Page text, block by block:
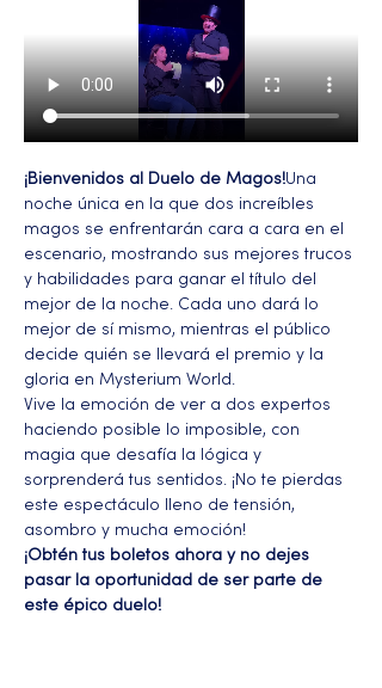
¡Bienvenidos al Duelo de Magos!Una
noche única en la que dos increíbles
magos se enfrentarán cara a cara en el
escenario, mostrando sus mejores trucos
y habilidades para ganar el título del
mejor de la noche. Cada uno dará lo
mejor de sí mismo, mientras el público
decide quién se llevará el premio y la
gloria en Mysterium World.
Vive la emoción de ver a dos expertos
haciendo posible lo imposible, con
magia que desafía la lógica y
sorprenderá tus sentidos. ¡No te pierdas
este espectáculo lleno de tensión,
asombro y mucha emoción!
¡Obtén tus boletos ahora y no dejes
pasar la oportunidad de ser parte de
este épico duelo!